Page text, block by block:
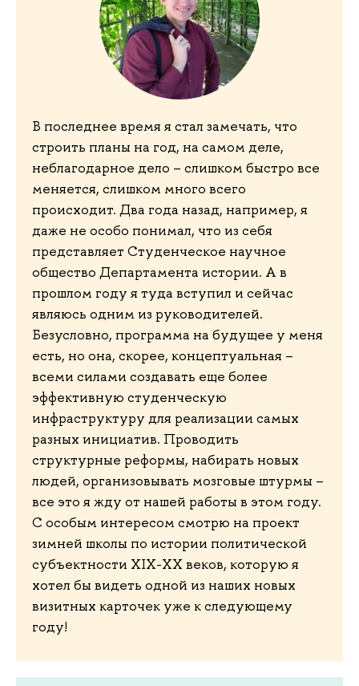
В последнее время я стал замечать, что
строить планы на год, на самом деле,
неблагодарное дело – слишком быстро все
меняется, слишком много всего
происходит. Два года назад, например, я
даже не особо понимал, что из себя
представляет Студенческое научное
общество Департамента истории. А в
прошлом году я туда вступил и сейчас
являюсь одним из руководителей.
Безусловно, программа на будущее у меня
есть, но она, скорее, концептуальная –
всеми силами создавать еще более
эффективную студенческую
инфраструктуру для реализации самых
разных инициатив. Проводить
структурные реформы, набирать новых
людей, организовывать мозговые штурмы –
все это я жду от нашей работы в этом году.
С особым интересом смотрю на проект
зимней школы по истории политической
субъектности XIX-XX веков, которую я
хотел бы видеть одной из наших новых
визитных карточек уже к следующему
году!